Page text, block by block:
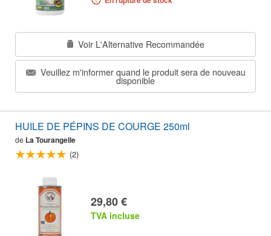
Voir L'Alternative Recommandée
Veuillez m'informer quand le produit sera de nouveau
disponible
HUILE DE PÉPINS DE COURGE 250ml
de La Tourangelle
(2)
29,80 €
TVA incluse